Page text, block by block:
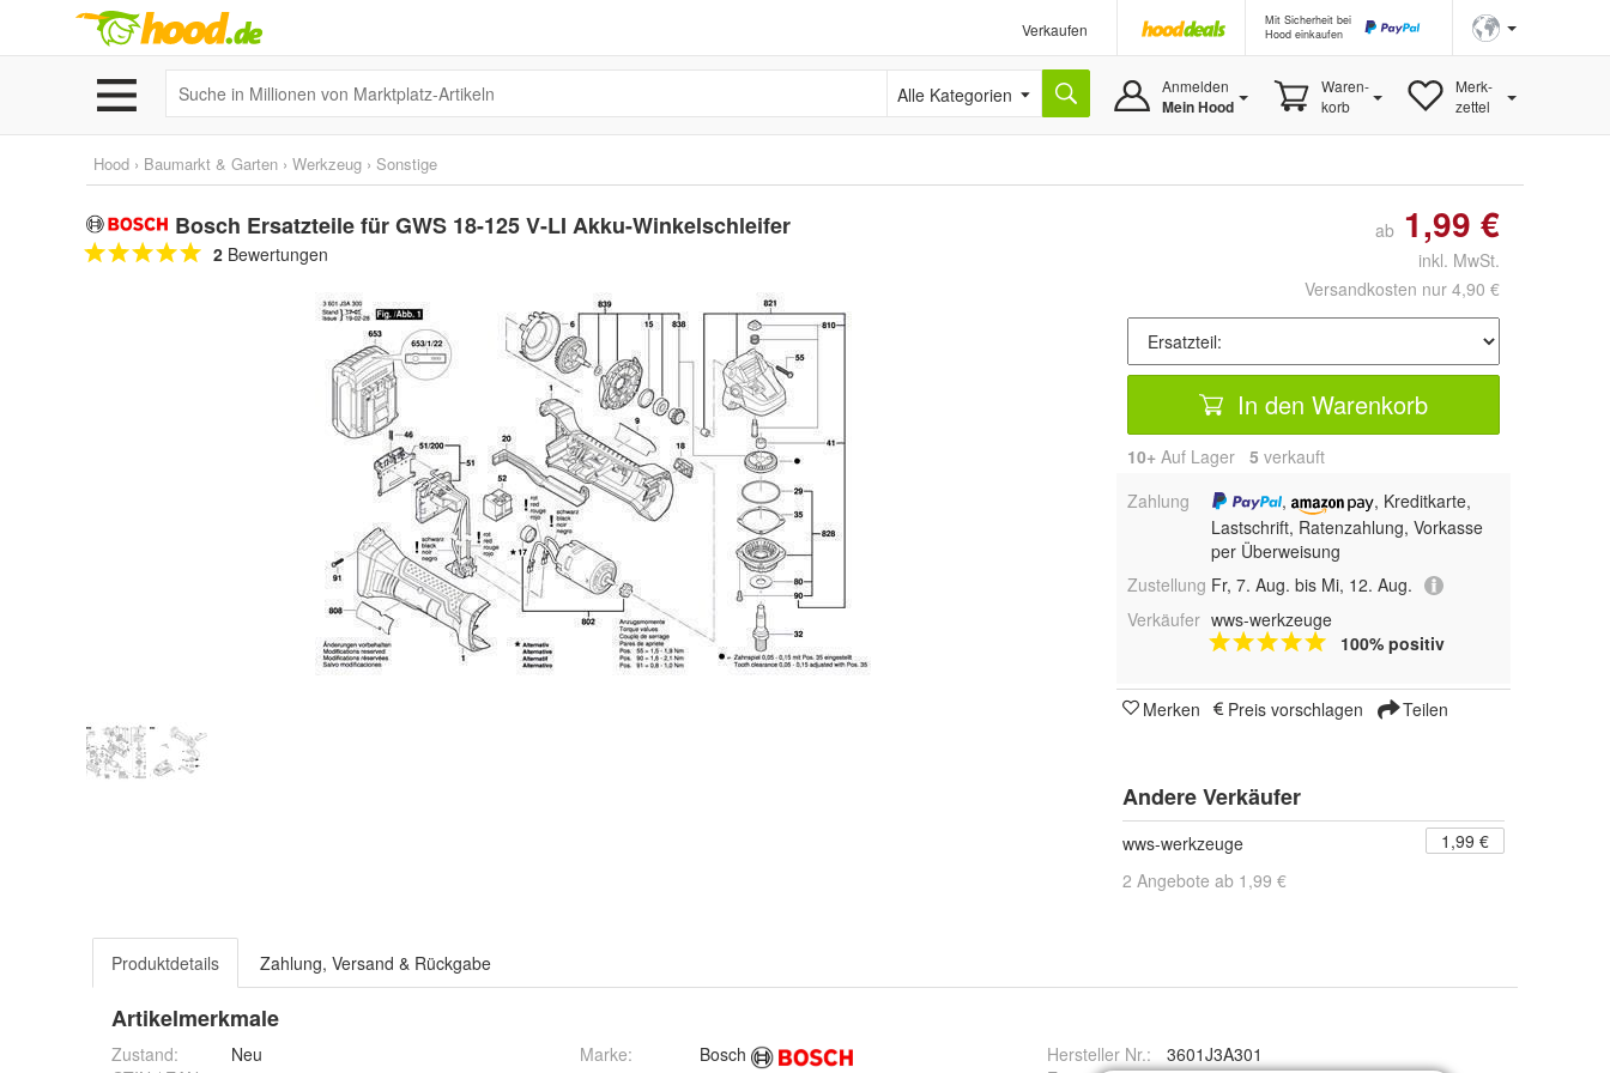
Verkaufen
Mit Sicherheit bei
Hood einkaufen
Alle Kategorien Anmelden
Mein Hood
Waren-
korb
Merk-
zettel
Hood › Baumarkt & Garten › Werkzeug › Sonstige
Bosch Ersatzteile für GWS 18-125 V-LI Akku-Winkelschleifer
2 Bewertungen
ab 1,99 €
inkl. MwSt.
Versandkosten nur 4,90 €
In den Warenkorb
10+ Auf Lager 5 verkauft
Zahlung
,
, Kreditkarte,
Lastschrift, Ratenzahlung, Vorkasse
per Überweisung
Zustellung Fr, 7. Aug. bis Mi, 12. Aug.
Verkäufer wws-werkzeuge
100% positiv
Merken Preis vorschlagen Teilen
Andere Verkäufer
wws-werkzeuge
1,99 €
2 Angebote ab 1,99 €
Produktdetails Zahlung, Versand & Rückgabe
Artikelmerkmale
Zustand:
Neu
Marke: Bosch Hersteller Nr.:
3601J3A301